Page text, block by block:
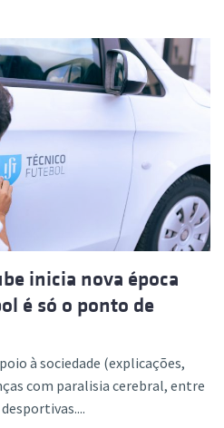
inicia nova época
é só o ponto de
à sociedade (explicações,
com paralisia cerebral, entre